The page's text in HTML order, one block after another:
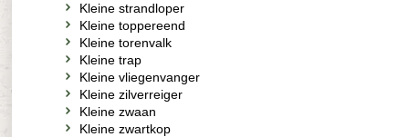
Kleine strandloper
Kleine toppereend
Kleine torenvalk
Kleine trap
Kleine vliegenvanger
Kleine zilverreiger
Kleine zwaan
Kleine zwartkop